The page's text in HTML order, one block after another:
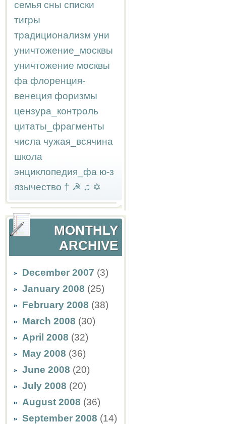
семья сны списки
тигры
традиционализм уни
уничтожение_москвы
уничтожение москвы
фа флоренция-
венеция форизмы
цензура_контроль
цитаты_фрагменты
числа чужая_всячина
школа
энциклопедия_фа ю-з
язычество † ☭ ♫ ✡
MONTHLY
ARCHIVE
December 2007 (3)
January 2008 (25)
February 2008 (38)
March 2008 (30)
April 2008 (32)
May 2008 (36)
June 2008 (20)
July 2008 (20)
August 2008 (36)
September 2008 (14)